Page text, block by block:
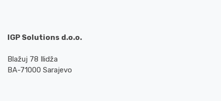
IGP Solutions d.o.o.
Blažuj 78 Ilidža
BA-71000 Sarajevo